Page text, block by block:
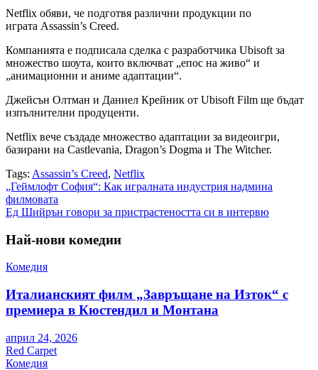
Netflix обяви, че подготвя различни продукции по
играта Assassin’s Creed.
Компанията е подписала сделка с разработчика Ubisoft за
множество шоута, които включват „епос на живо“ и
„анимационни и аниме адаптации“.
Джейсън Олтман и Даниел Крейник от Ubisoft Film ще бъдат
изпълнителни продуценти.
Netflix вече създаде множество адаптации за видеоигри,
базирани на Castlevania, Dragon’s Dogma и The Witcher.
Tags: Assassin’s Creed, Netflix
Навигация
„Геймлофт София“: Как игралната индустрия надмина
филмовата
Ед Шийрън говори за пристрастеността си в интервю
Най-нови комедии
Комедия
Италианският филм „Завръщане на Изток“ с
премиера в Кюстендил и Монтана
април 24, 2026
Red Carpet
Комедия